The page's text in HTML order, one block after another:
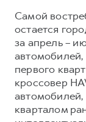
Коллекция
Коллекция
Коллекция
Коллекция
Коллекция
Самой
остается
за апрель –
автомобилей,
первого
кроссовер
автомобилей,
кварталом